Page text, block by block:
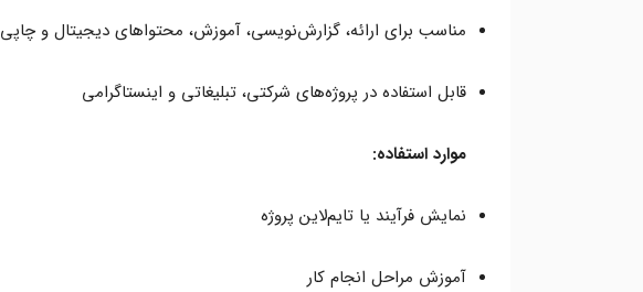
مناسب برای ارائه، گزارش‌نویسی، آموزش، محتواهای دیجیتال و چاپی
قابل استفاده در پروژه‌های شرکتی، تبلیغاتی و اینستاگرامی
موارد استفاده:
نمایش فرآیند یا تایم‌لاین پروژه
آموزش مراحل انجام کار